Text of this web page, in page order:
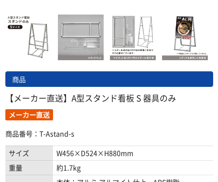
商品
【メーカー直送】A型スタンド看板 S 器具のみ
メーカー直送
商品番号：T-Astand-s
サイズ
W456×D524×H880mm
重量
約1.7kg